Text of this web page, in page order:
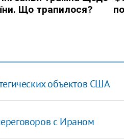
объектов США
с Ираном